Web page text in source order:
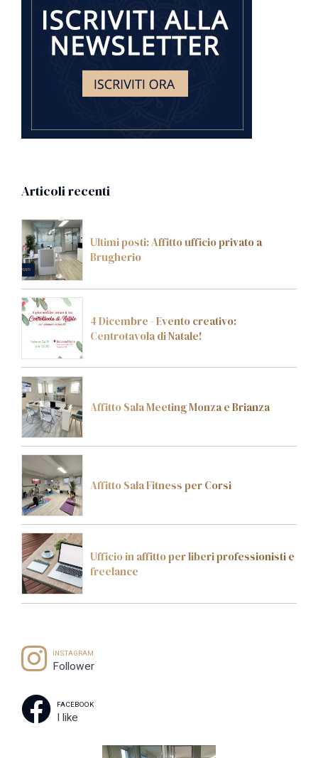
Articoli recenti
Ultimi posti: Affitto ufficio privato a
Brugherio
4 Dicembre - Evento creativo:
Centrotavola di Natale!
Affitto Sala Meeting Monza e Brianza
Affitto Sala Fitness per Corsi
Ufficio in affitto per liberi professionisti e
freelance
INSTAGRAM
Follower
FACEBOOK
I like